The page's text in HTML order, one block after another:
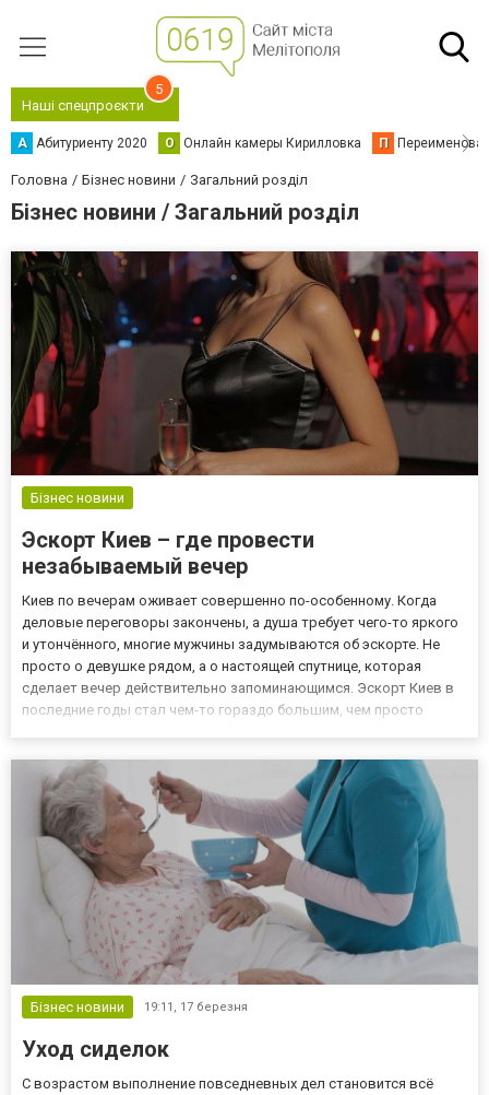
Наші спецпроєкти
5
А Абитуриенту 2020 О Онлайн камеры Кирилловка П
Головна Бізнес новини Загальний розділ
Бізнес новини / Загальний розділ
Бізнес новини
Эскорт Киев – где провести
незабываемый вечер
Киев по вечерам оживает совершенно по-особенному. Когда
деловые переговоры закончены, а душа требует чего-то яркого
и утончённого, многие мужчины задумываются об эскорте. Не
просто о девушке рядом, а о настоящей спутнице, которая
сделает вечер действительно запоминающимся. Эскорт Киев в
последние годы стал чем-то гораздо большим, чем просто
Бізнес новини 19:11, 17 березня
Уход сиделок
С возрастом выполнение повседневных дел становится всё